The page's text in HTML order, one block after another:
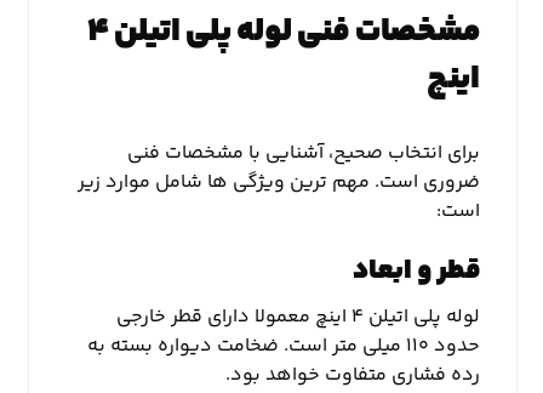
مشخصات فنی لوله پلی اتیلن ۴
اینچ
برای انتخاب صحیح، آشنایی با مشخصات فنی
ضروری است. مهم ترین ویژگی ها شامل موارد زیر
است:
قطر و ابعاد
لوله پلی اتیلن ۴ اینچ معمولا دارای قطر خارجی
حدود ۱۱۰ میلی متر است. ضخامت دیواره بسته به
رده فشاری متفاوت خواهد بود.